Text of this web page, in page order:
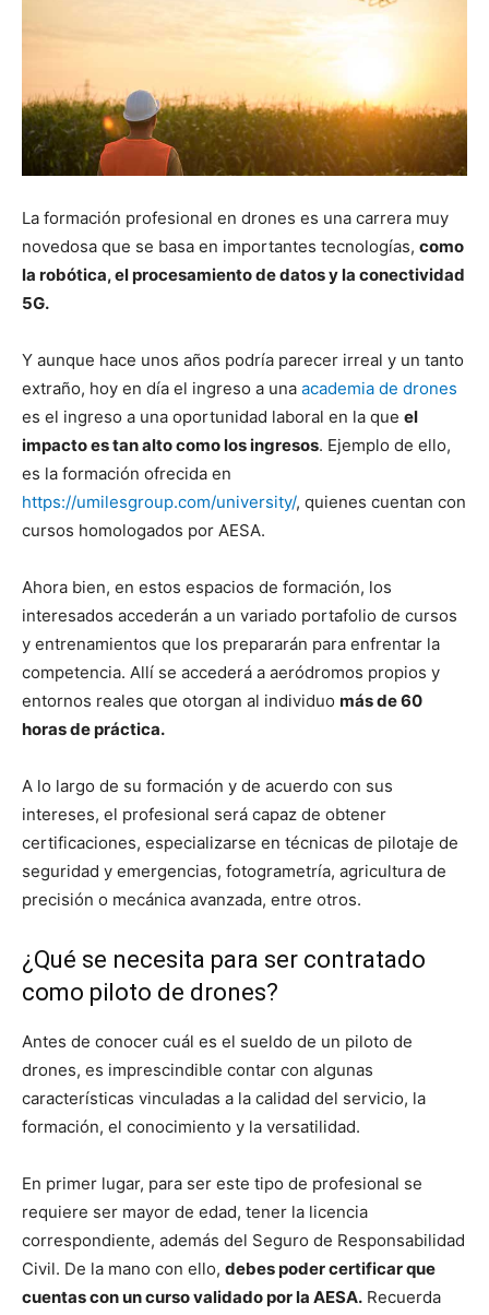
La formación profesional en drones es una carrera muy
novedosa que se basa en importantes tecnologías, como
la robótica, el procesamiento de datos y la conectividad
5G.
Y aunque hace unos años podría parecer irreal y un tanto
extraño, hoy en día el ingreso a una academia de drones
es el ingreso a una oportunidad laboral en la que el
impacto es tan alto como los ingresos. Ejemplo de ello,
es la formación ofrecida en
https://umilesgroup.com/university/, quienes cuentan con
cursos homologados por AESA.
Ahora bien, en estos espacios de formación, los
interesados accederán a un variado portafolio de cursos
y entrenamientos que los prepararán para enfrentar la
competencia. Allí se accederá a aeródromos propios y
entornos reales que otorgan al individuo más de 60
horas de práctica.
A lo largo de su formación y de acuerdo con sus
intereses, el profesional será capaz de obtener
certificaciones, especializarse en técnicas de pilotaje de
seguridad y emergencias, fotogrametría, agricultura de
precisión o mecánica avanzada, entre otros.
¿Qué se necesita para ser contratado
como piloto de drones?
Antes de conocer cuál es el sueldo de un piloto de
drones, es imprescindible contar con algunas
características vinculadas a la calidad del servicio, la
formación, el conocimiento y la versatilidad.
En primer lugar, para ser este tipo de profesional se
requiere ser mayor de edad, tener la licencia
correspondiente, además del Seguro de Responsabilidad
Civil. De la mano con ello, debes poder certificar que
cuentas con un curso validado por la AESA. Recuerda